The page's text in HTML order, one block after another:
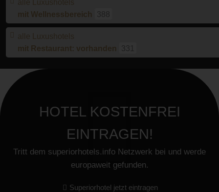
alle Luxushotels
mit Wellnessbereich
388
alle Luxushotels
mit Restaurant: vorhanden
331
HOTEL KOSTENFREI
EINTRAGEN!
Tritt dem superiorhotels.info Netzwerk bei und werde
europaweit gefunden.
Superiorhotel jetzt eintragen